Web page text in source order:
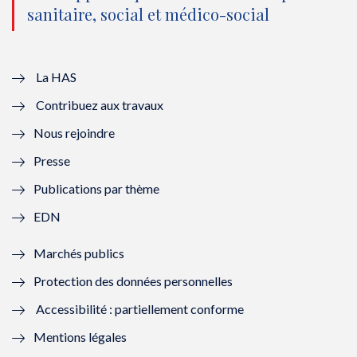
u
l
l
f
n
ê
t
r
o
e
e
n
ê
u
ê
t
o
ê
sanitaire, social et médico-social
La HAS
Contribuez aux travaux
Nous rejoindre
Presse
Publications par thème
EDN
Marchés publics
Protection des données personnelles
Accessibilité : partiellement conforme
Mentions légales